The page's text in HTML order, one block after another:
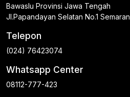
Bawaslu Provinsi Jawa Tengah
Jl.Papandayan Selatan No.1
Telepon
(024) 76423074
Whatsapp Center
08112-777-423